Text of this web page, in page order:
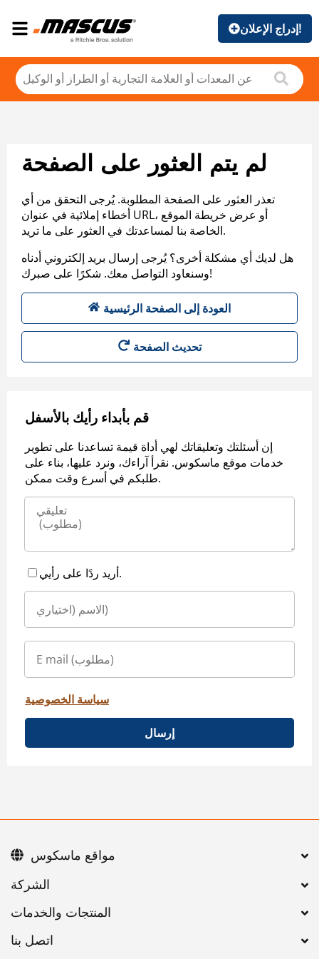
إدراج الإعلان!
لم يتم العثور على الصفحة
تعذر العثور على الصفحة المطلوبة. يُرجى التحقق من أي
أخطاء إملائية في عنوان URL، أو عرض خريطة الموقع
الخاصة بنا لمساعدتك في العثور على ما تريد.
هل لديك أي مشكلة أخرى؟ يُرجى إرسال بريد إلكتروني أدناه
وسنعاود التواصل معك. شكرًا على صبرك!
العودة إلى الصفحة الرئيسية
تحديث الصفحة
قم بأبداء رأيك بالأسفل
إن أسئلتك وتعليقاتك لهي أداة قيمة تساعدنا على تطوير
خدمات موقع ماسكوس. نقرأ آراءك، ونرد عليها، بناء على
طلبكم في أسرع وقت ممكن.
أريد ردًا على رأيي.
سياسة الخصوصية
إرسال
اتصل بنا
مواقع ماسكوس